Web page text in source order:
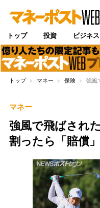
トップ 投資 ビジネス
トップ マネー 保険 強風
マネー
強風で飛ばされ
割ったら「賠償